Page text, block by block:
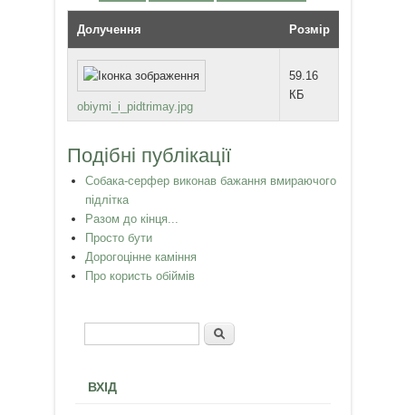
Долучення Розмір
obiymi_i_pidtrimay.jpg
59.16
КБ
Подібні публікації
Собака-серфер виконав бажання вмираючого
підлітка
Разом до кінця...
Просто бути
Дорогоцінне каміння
Про користь обіймів
Пошукова форма
Пошук
ВХІД